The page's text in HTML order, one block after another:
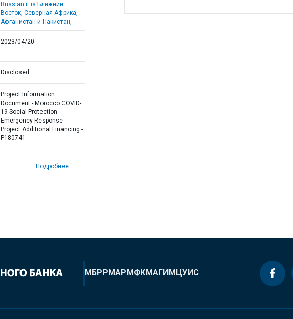
Russian it is Ближний
Восток, Северная Африка,
Афганистан и Пакистан,
2023/04/20
Disclosed
Project Information
Document - Morocco COVID-
19 Social Protection
Emergency Response
Project Additional Financing -
P180741
Подробнее
МБРРМАРМФКМАГИМЦУИС